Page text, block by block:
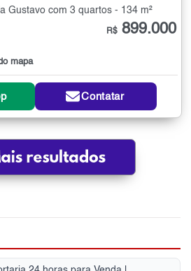
Gustavo com 3 quartos - 134 m²
mapa
R$ 899.000
Contatar